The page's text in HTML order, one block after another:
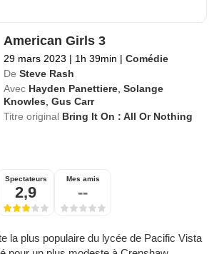
American Girls 3
29 mars 2023 | 1h 39min | Comédie
De Steve Rash
Avec Hayden Panettiere ,Solange
Knowles ,Gus Carr
Titre original Bring It On : All Or Nothing
Spectateurs
2,9
Mes amis
--
la plus populaire du lycée de Pacific Vista